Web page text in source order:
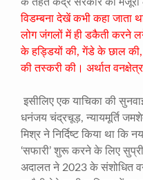
के तहत केंद्र सरकार की मंजूरी
विडम्बना देखें कभी कहा
लोग जंगलों में ही डकैती करने
के हड्डियों की, गेंडे के छाल की,
की तस्करी की। अर्थात
इसीलिए एक याचिका की
धनंजय चंद्रचूड़, न्यायमूर्ति
मिश्र ने निर्दिष्ट किया था कि
‘सफारी’ शुरू करने के लिए
अदालत ने 2023 के संशोधित